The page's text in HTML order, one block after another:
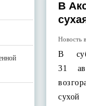
В
Новость
В
31
сухой